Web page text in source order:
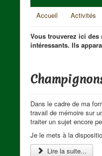
Accueil Activités
Vous trouverez ici
intéressants. Ils
Dans le cadre de ma
travail de mémoire sur
traiter un sujet encore
Je le mets à la
Lire la suite...